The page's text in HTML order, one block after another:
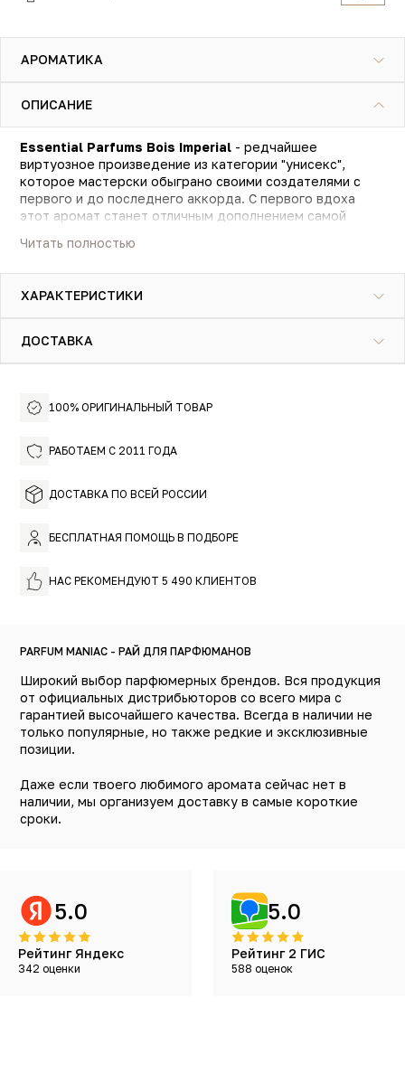
100% ОРИГИНАЛЬНЫЙ ТОВАР
РАБОТАЕМ С 2011 ГОДА
ДОСТАВКА ПО ВСЕЙ РОССИИ
БЕСПЛАТНАЯ ПОМОЩЬ В ПОДБОРЕ
НАС РЕКОМЕНДУЮТ 5 490 КЛИЕНТОВ
PARFUM MANIAC - РАЙ ДЛЯ ПАРФЮМАНОВ
Широкий выбор парфюмерных брендов. Вся продукция
от официальных дистрибьюторов со всего мира с
гарантией высочайшего качества. Всегда в наличии не
только популярные, но также редкие и эксклюзивные
позиции.
Даже если твоего любимого аромата сейчас нет в
наличии, мы организуем доставку в самые короткие
сроки.
5.0
Рейтинг Яндекс
342 оценки
5.0
Рейтинг 2 ГИС
588 оценок
АРОМАТИКА
ОПИСАНИЕ
Essential Parfums Bois Imperial - редчайшее
виртуозное произведение из категории "унисекс",
которое мастерски обыграно своими создателями с
первого и до последнего аккорда. С первого вдоха
этот аромат станет отличным дополнением самой
эстета. Это поистине персональный "билет" в
стойкости образу своих аристократичных владельцев.
шарм и роскошь, с ним каждый поклонник будет тонуть
в благоухании изысканной оригинальности и
Читать полностью
ХАРАКТЕРИСТИКИ
ДОСТАВКА